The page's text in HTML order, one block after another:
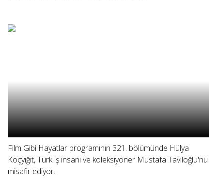
Film Gibi Hayatlar programının 321. bölümünde Hülya
Koçyiğit, Türk iş insanı ve koleksiyoner Mustafa Taviloğlu'nu
misafir ediyor.